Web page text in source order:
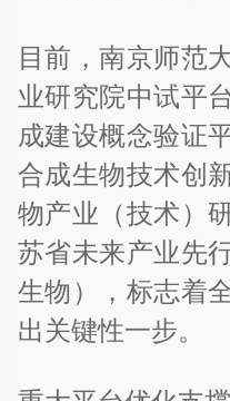
目前，南京师范
业研究院中试平
成建设概念验证
合成生物技术创
物产业（技术）
苏省未来产业先
生物），标志着
出关键性一步。